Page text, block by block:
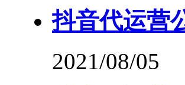
抖音代运营
2021/08/05